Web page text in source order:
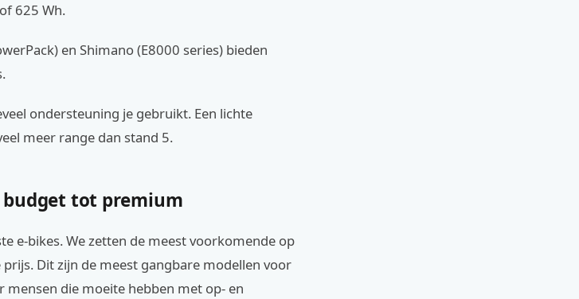
625 Wh.
en Shimano (E8000 series) bieden
ondersteuning je gebruikt. Een lichte
meer range dan stand 5.
budget tot premium
e-bikes. We zetten de meest voorkomende op
Dit zijn de meest gangbare modellen voor
mensen die moeite hebben met op- en